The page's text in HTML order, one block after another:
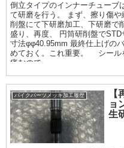
倒立タイプのインナーチューブ
て研磨を行う。 まず、擦り傷
削盤にて下研磨加工、下研磨で
盛り、再度、 円筒研削盤で
寸法φφ40.95mm 最終仕上げの
めておく。これ重要。 シール
痛むので。
バイクパーツメッキ加工履歴
ョ
生